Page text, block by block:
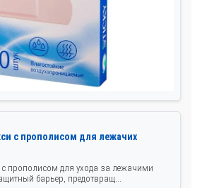
с прополисом для лежачих
прополисом для ухода за лежачими
барьер, предотвращ...